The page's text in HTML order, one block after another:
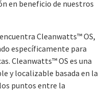
en beneficio de nuestros
Cleanwatts™ OS,
específicamente para
Cleanwatts™ OS es una
y localizable basada en la
puntos entre la